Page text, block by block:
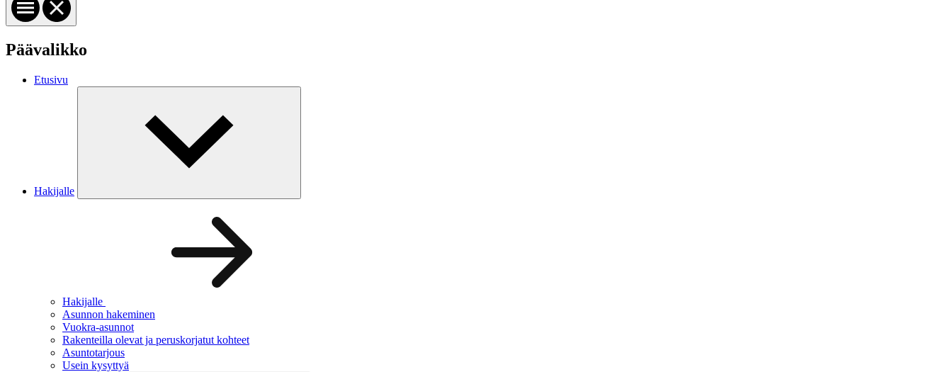
Päävalikko
Etusivu
Hakijalle
Hakijalle
Asunnon hakeminen
Vuokra-asunnot
Rakenteilla olevat ja peruskorjatut kohteet
Asuntotarjous
Usein kysyttyä